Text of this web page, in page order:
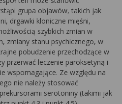
grupa objawów, takich jak
drgawki kloniczne mięśni,
szybkich zmian w
zmiany stanu psychicznego, w
pobudzenie przechodzące w
przerwać leczenie paroksetyną i
wspomagające. Ze względu na
nie należy stosować
serotoniny (takimi jak